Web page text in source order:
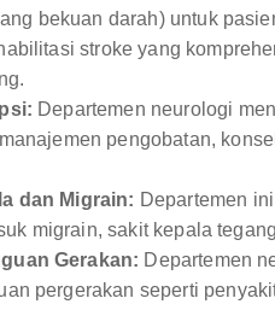
bekuan darah) untuk
stroke yang
Departemen neurologi
pengobatan,
dan Migrain: Departemen
migrain, sakit kepala
Gerakan: Departemen
pergerakan seperti